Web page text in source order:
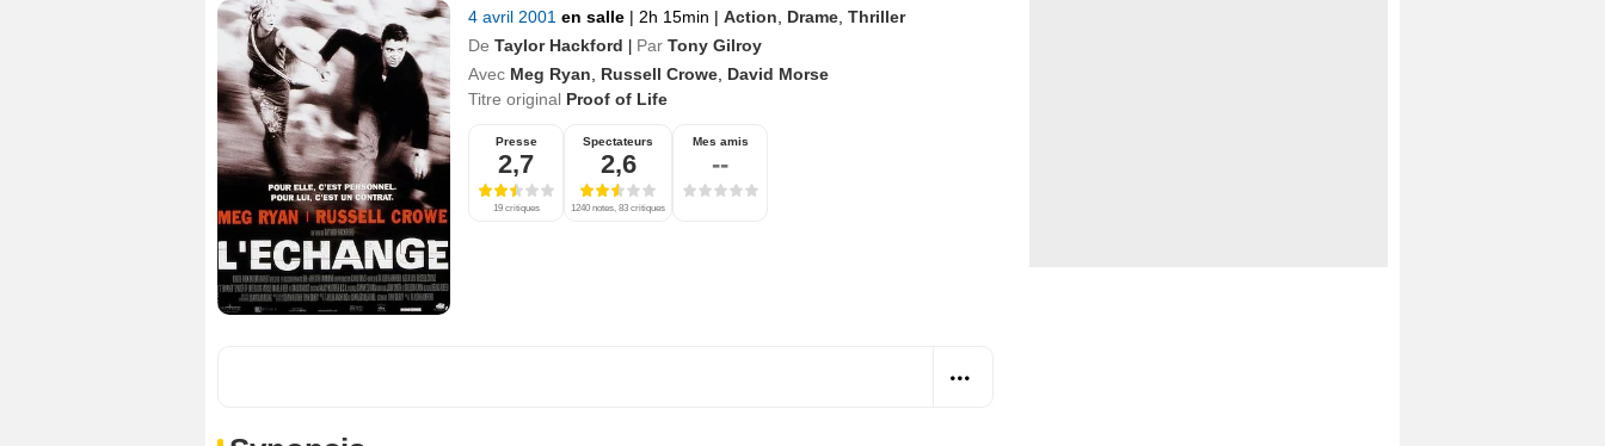
4 avril 2001 en salle | 2h 15min | Action Drame Thriller
De Taylor Hackford | Par Tony Gilroy
Avec Meg Ryan Russell Crowe David Morse
Titre original Proof of Life
Presse
2,7
19 critiques
Spectateurs
2,6
1240 notes, 83 critiques
Mes amis
--